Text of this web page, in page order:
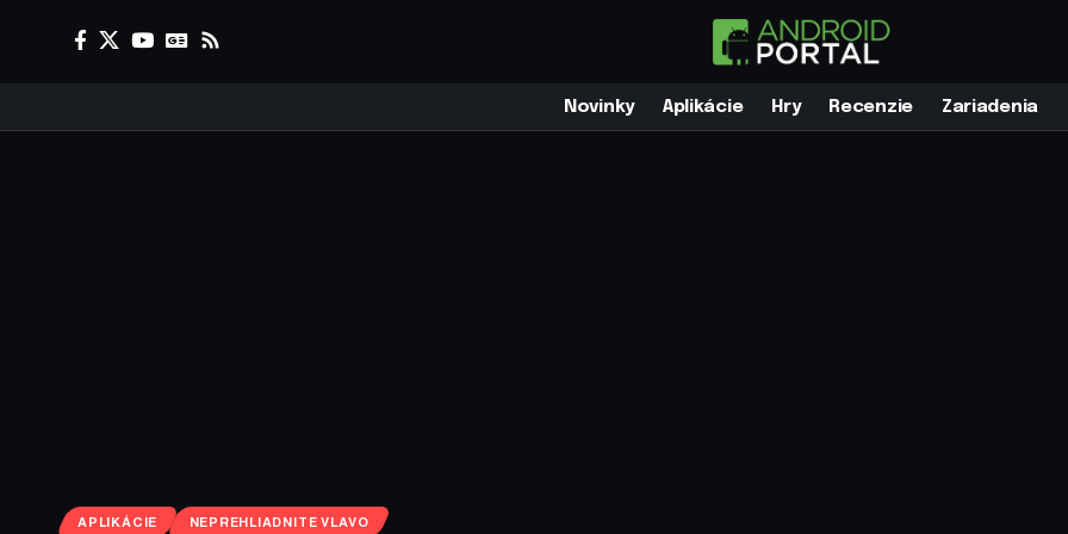
Novinky Aplikácie Hry Recenzie Zariadenia
APLIKÁCIE NEPREHLIADNITE VLAVO